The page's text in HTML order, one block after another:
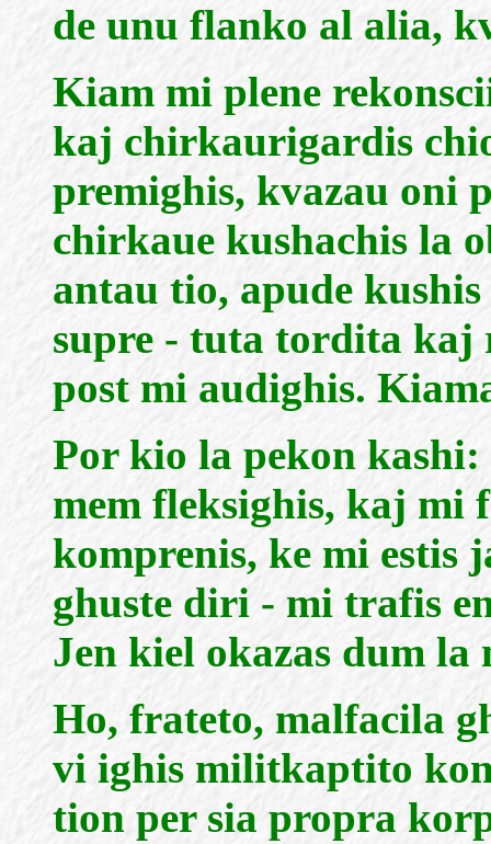
de unu flanko al alia,
Kiam mi plene
kaj chirkaurigardis
premighis, kvazau oni
chirkaue kushachis la
antau tio, apude
supre - tuta tordita kaj
post mi audighis.
Por kio la pekon
mem fleksighis, kaj mi
komprenis, ke mi estis
ghuste diri - mi trafis
Jen kiel okazas dum la
Ho, frateto, malfacila
vi ighis militkaptito
tion per sia propra